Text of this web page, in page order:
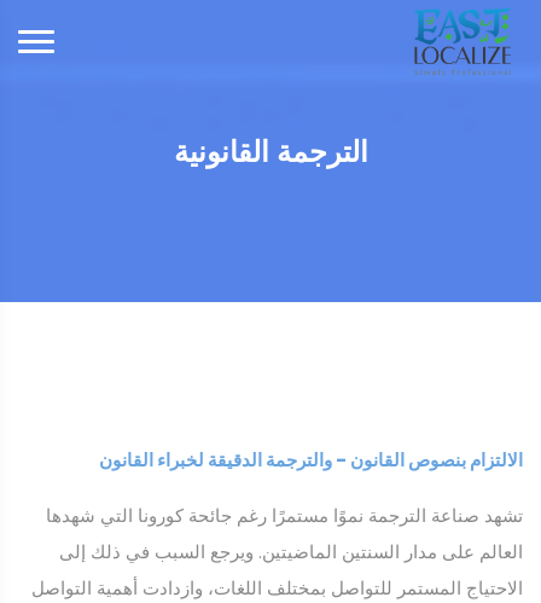
الترجمة القانونية
الالتزام بنصوص القانون - والترجمة الدقيقة لخبراء القانون
تشهد صناعة الترجمة نموًا مستمرًا رغم جائحة كورونا التي شهدها
العالم على مدار السنتين الماضيتين. ويرجع السبب في ذلك إلى
الاحتياج المستمر للتواصل بمختلف اللغات، وازدادت أهمية التواصل